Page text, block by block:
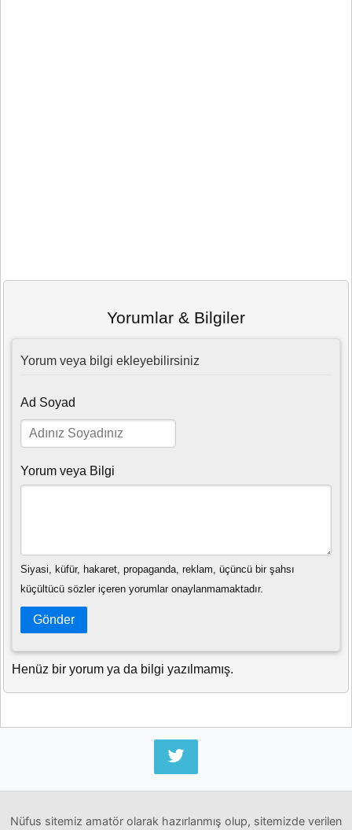
Yorumlar & Bilgiler
Yorum veya bilgi ekleyebilirsiniz
Ad Soyad
Yorum veya Bilgi
Siyasi, küfür, hakaret, propaganda, reklam, üçüncü bir şahsı
küçültücü sözler içeren yorumlar onaylanmamaktadır.
Gönder
Henüz bir yorum ya da bilgi yazılmamış.
Nüfus sitemiz amatör olarak hazırlanmış olup, sitemizde verilen